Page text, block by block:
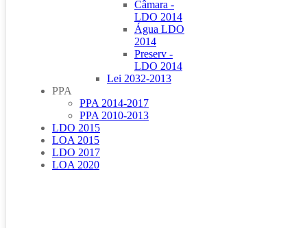
Câmara -
LDO 2014
Água LDO
2014
Preserv -
LDO 2014
Lei 2032-2013
PPA
PPA 2014-2017
PPA 2010-2013
LDO 2015
LOA 2015
LDO 2017
LOA 2020